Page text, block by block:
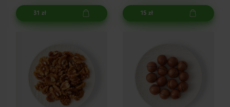
31 zł 15 zł